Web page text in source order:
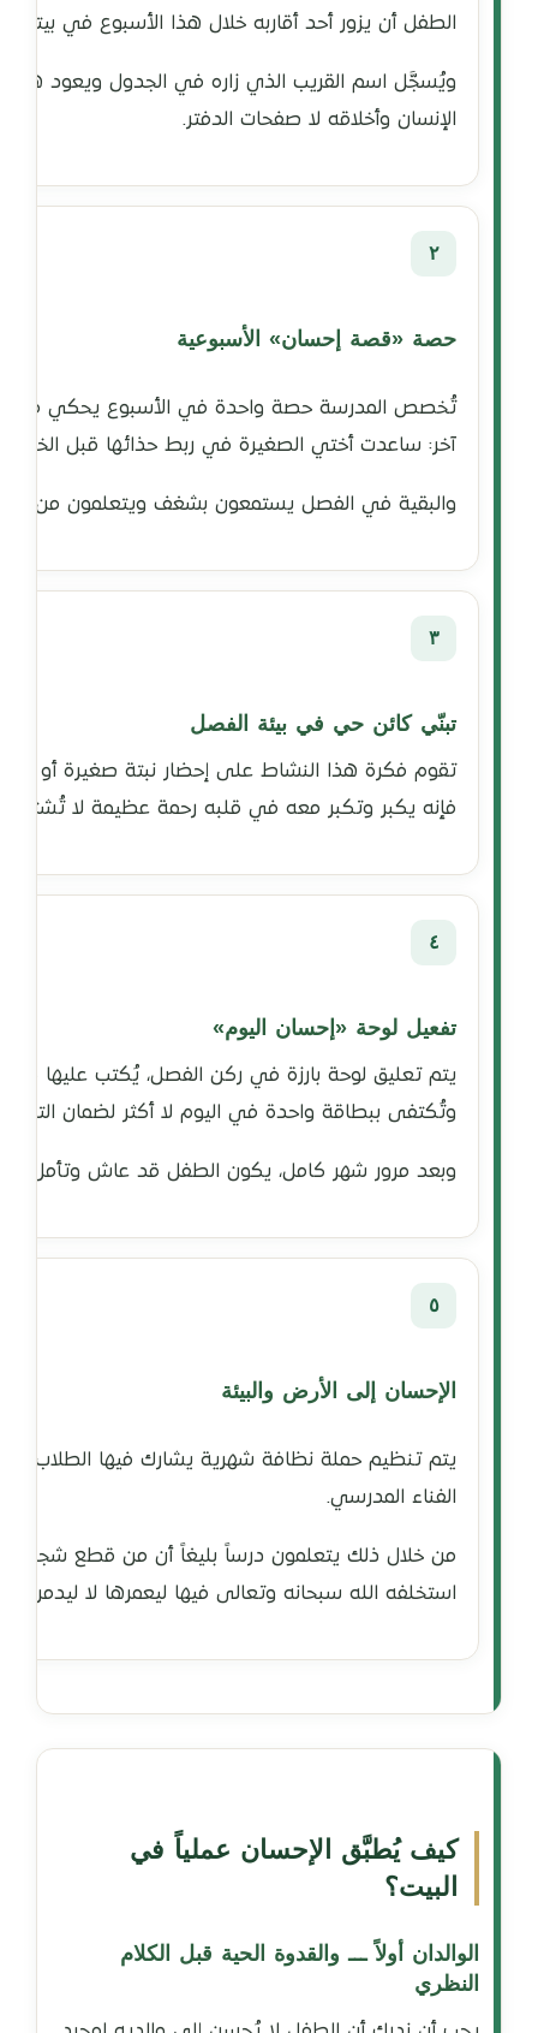
الطفل أن يزور أحد أقاربه خلال هذا الأسبوع في
ويُسجَّل اسم القريب الذي زاره في الجدول ويعود هذا
الإنسان وأخلاقه لا صفحات الدفتر.
٢
حصة «قصة إحسان» الأسبوعية
تُخصص المدرسة حصة واحدة في الأسبوع يحكي فيها
آخر: ساعدت أختي الصغيرة في ربط حذائها قبل
والبقية في الفصل يستمعون بشغف ويتعلمون من
٣
تبنّي كائن حي في بيئة الفصل
تقوم فكرة هذا النشاط على إحضار نبتة صغيرة أو
فإنه يكبر وتكبر معه في قلبه رحمة عظيمة لا تُشترى
٤
تفعيل لوحة «إحسان اليوم»
يتم تعليق لوحة بارزة في ركن الفصل، يُكتب عليها
وتُكتفى ببطاقة واحدة في اليوم لا أكثر لضمان التركيز.
وبعد مرور شهر كامل، يكون الطفل قد عاش وتأمل
٥
الإحسان إلى الأرض والبيئة
يتم تنظيم حملة نظافة شهرية يشارك فيها الطلاب
الفناء المدرسي.
من خلال ذلك يتعلمون درساً بليغاً أن من قطع شجرة
استخلفه الله سبحانه وتعالى فيها ليعمرها لا ليدمرها.
كيف يُطبَّق الإحسان عملياً في
البيت؟
الوالدان أولاً ـــ والقدوة الحية قبل الكلام
النظري